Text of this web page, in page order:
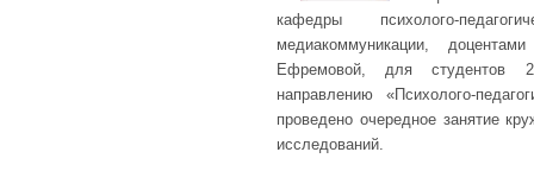
кафедры психолого-
медиакоммуникации,
Ефремовой, для студентов
направлению «Психолого-
проведено очередное занятие
исследований.